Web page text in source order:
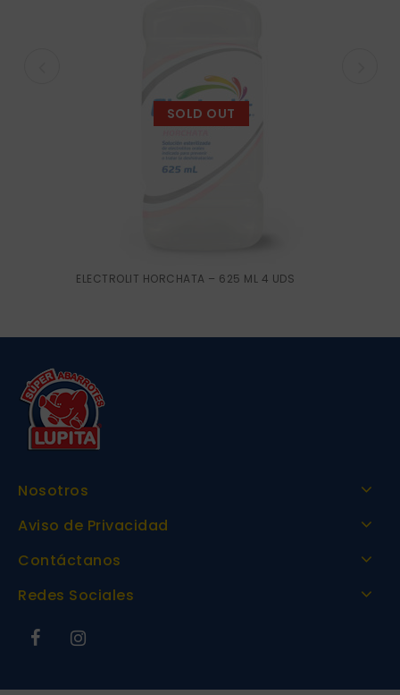
SOLD OUT
ELECTROLIT HORCHATA – 625 ML 4 UDS
Nosotros
Aviso de Privacidad
Contáctanos
Redes Sociales